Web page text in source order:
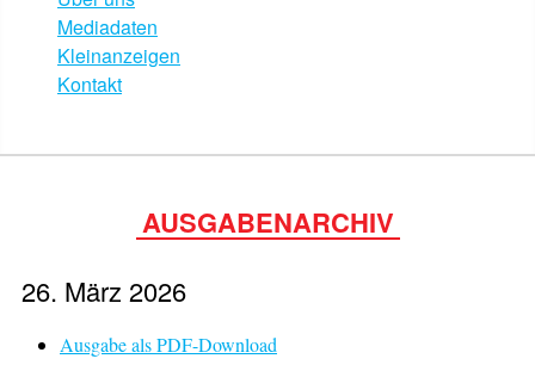
Mediadaten
Kleinanzeigen
Kontakt
AUSGABENARCHIV
26. März 2026
Ausgabe als PDF-Download